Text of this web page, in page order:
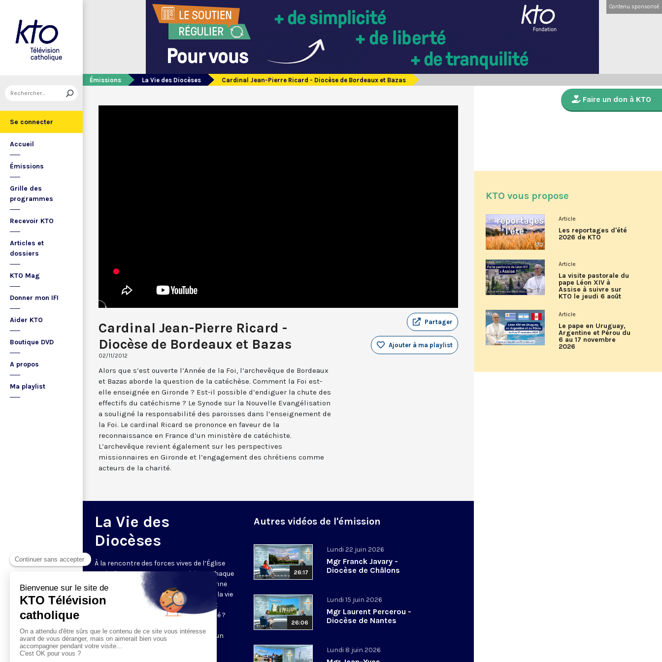
Se connecter
Accueil
Émissions
Grille des
programmes
Recevoir KTO
Articles et
dossiers
KTO Mag
Donner mon IFI
Aider KTO
Boutique DVD
A propos
Ma playlist
Contenu sponsorisé
Émissions La Vie des Diocèses Cardinal Jean-Pierre Ricard - Diocèse de Bordeaux et Bazas
Cardinal Jean-Pierre Ricard -
Diocèse de Bordeaux et Bazas
02/11/2012
Partager
Ajouter à ma playlist
Alors que s’est ouverte l’Année de la Foi, l’archevêque de Bordeaux
et Bazas aborde la question de la catéchèse. Comment la Foi est-
elle enseignée en Gironde ? Est-il possible d’endiguer la chute des
effectifs du catéchisme ? Le Synode sur la Nouvelle Evangélisation
a souligné la responsabilité des paroisses dans l’enseignement de
la Foi. Le cardinal Ricard se prononce en faveur de la
reconnaissance en France d’un ministère de catéchiste.
L’archevêque revient également sur les perspectives
missionnaires en Gironde et l’engagement des chrétiens comme
acteurs de la charité.
La Vie des
Diocèses
À la rencontre des forces vives de l’Église
catholique en France et en Belgique. Chaque
semaine, un évêque est reçu par Honorine
Grasset pour remettre en perspective la vie
et l’actualité de son diocèse. Comment
l’Evangile est-il concrètement annoncé ?
Reportages et interviews nourrissent un
échange franc et direct.
Autres vidéos de l'émission
26:17
Lundi 22 juin 2026
Mgr Franck Javary -
Diocèse de Châlons
26:06
Lundi 15 juin 2026
Mgr Laurent Percerou -
Diocèse de Nantes
Lundi 8 juin 2026
Faire un don à KTO
KTO vous propose
Article
Les reportages d'été
2026 de KTO
Article
La visite pastorale du
pape Léon XIV à
Assise à suivre sur
KTO le jeudi 6 août
Article
Le pape en Uruguay,
Argentine et Pérou du
6 au 17 novembre
2026